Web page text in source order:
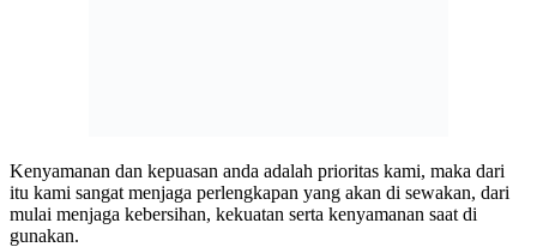
Kenyamanan dan kepuasan anda adalah prioritas kami, maka dari
itu kami sangat menjaga perlengkapan yang akan di sewakan, dari
mulai menjaga kebersihan, kekuatan serta kenyamanan saat di
gunakan.